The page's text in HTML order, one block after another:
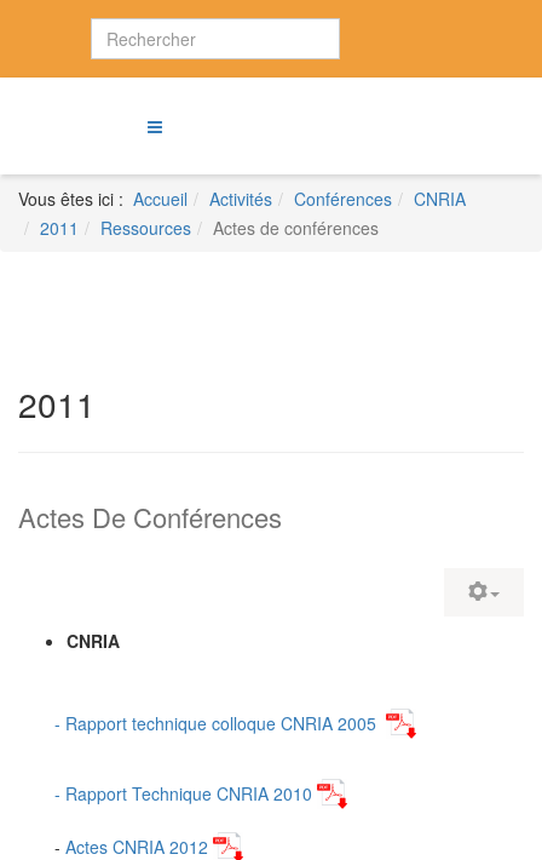
Vous êtes ici : Accueil Activités Conférences
CNRIA
2011
Ressources Actes de conférences
2011
Actes De Conférences
CNRIA
- Rapport technique colloque CNRIA 2005
- Rapport Technique CNRIA 2010
- Actes CNRIA 2012